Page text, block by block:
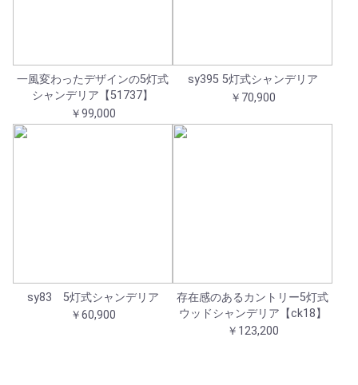
一風変わったデザインの5灯式
シャンデリア【51737】
￥99,000
sy395 5灯式シャンデリア
￥70,900
sy83 5灯式シャンデリア
￥60,900
存在感のあるカントリー5灯式
ウッドシャンデリア【ck18】
￥123,200